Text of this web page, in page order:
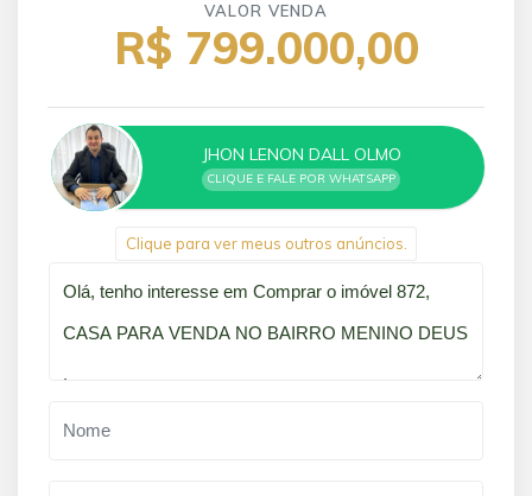
VALOR VENDA
R$ 799.000,00
JHON LENON DALL OLMO
CLIQUE E FALE POR WHATSAPP
Clique para ver meus outros anúncios.